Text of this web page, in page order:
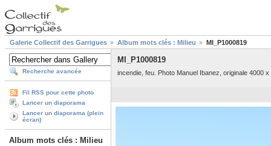
Galerie Collectif des Garrigues Album mots clés : Milieu MI_P1000819
Recherche avancée
Fil RSS pour cette photo
Lancer un diaporama
Lancer un diaporama (plein
écran)
Album mots clés : Milieu
MI_P1000819
incendie, feu. Photo Manuel Ibanez, originale 4000